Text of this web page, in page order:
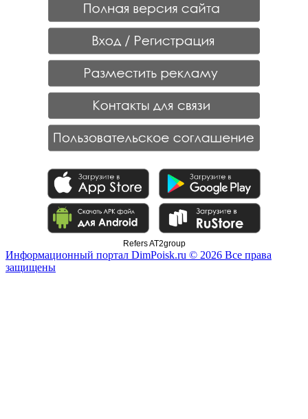
Refers AT2group
Информационный портал DimPoisk.ru © 2026 Все права
защищены